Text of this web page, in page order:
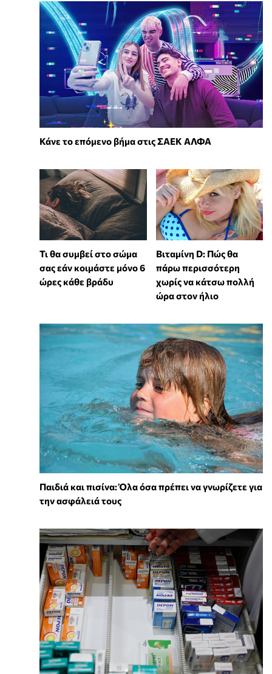
Κάνε το επόμενο βήμα στις ΣΑΕΚ ΑΛΦΑ
Τι θα συμβεί στο σώμα
σας εάν κοιμάστε μόνο 6
ώρες κάθε βράδυ
Βιταμίνη D: Πώς θα
πάρω περισσότερη
χωρίς να κάτσω πολλή
ώρα στον ήλιο
Παιδιά και πισίνα: Όλα όσα πρέπει να γνωρίζετε για
την ασφάλειά τους